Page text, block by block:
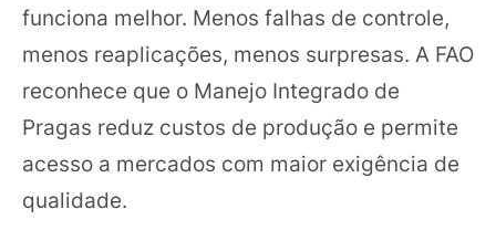
funciona melhor. Menos falhas de controle,
menos reaplicações, menos surpresas. A FAO
reconhece que o Manejo Integrado de
Pragas reduz custos de produção e permite
acesso a mercados com maior exigência de
qualidade.